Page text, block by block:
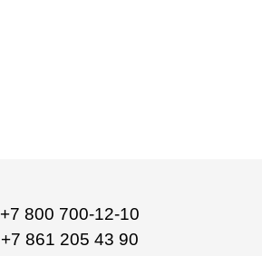
+7 800 700-12-10
+7 861 205 43 90